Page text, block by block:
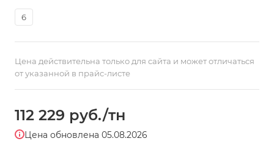
6
Цена действительна только для сайта и может отличаться
от указанной в прайс-листе
112 229 руб./тн
Цена обновлена 05.08.2026